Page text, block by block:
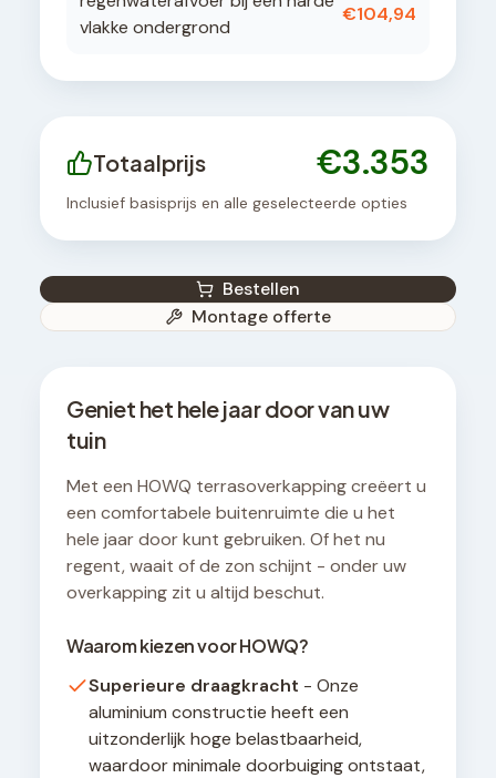
vlakke ondergrond
€104,94
Totaalprijs €3.353
Inclusief basisprijs en alle geselecteerde opties
Bestellen
Montage offerte
Geniet het hele jaar door van uw
tuin
Met een HOWQ terrasoverkapping creëert u
een comfortabele buitenruimte die u het
hele jaar door kunt gebruiken. Of het nu
regent, waait of de zon schijnt - onder uw
overkapping zit u altijd beschut.
Waarom kiezen voor HOWQ?
Superieure draagkracht - Onze
aluminium constructie heeft een
uitzonderlijk hoge belastbaarheid,
waardoor minimale doorbuiging ontstaat,